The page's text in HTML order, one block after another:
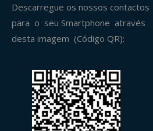
Descarregue os nossos contactos
para o seu Smartphone através
desta imagem (Código QR):